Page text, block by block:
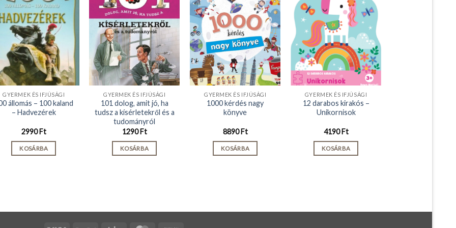
GYERMEK ÉS IFJÚSÁGI
állomás – 100 kaland
– Hadvezérek
2990Ft
KOSÁRBA
GYERMEK ÉS IFJÚSÁGI
101 dolog, amit jó, ha
tudsz a kísérletekről és a
tudományról
1290Ft
KOSÁRBA
GYERMEK ÉS IFJÚSÁGI
1000 kérdés nagy
könyve
8890Ft
KOSÁRBA
GYERMEK ÉS IFJÚSÁGI
12 darabos kirakós –
Unikornisok
4190Ft
KOSÁRBA